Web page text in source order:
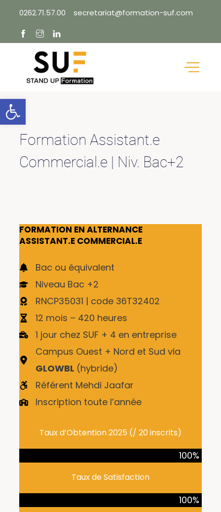
content
0262.71.57.00 secretariat@formation-suf.com
Formation Assistant.e
Commercial.e | Niv. Bac+2
FORMATION EN ALTERNANCE
ASSISTANT.E COMMERCIAL.E
Bac ou équivalent
Niveau Bac +2
RNCP35031 | code 36T32402
12 mois – 420 heures
1 jour chez SUF + 4 en entreprise
Campus Ouest + Nord et Sud via
GLOWBL (hybride)
Référent Mehdi Jaafar
Inscription toute l’année
100%
Taux d’Obtention 2025 (/ 20 inscrits)
100%
Taux de Satisfaction
Ouvrir la barre d’outils